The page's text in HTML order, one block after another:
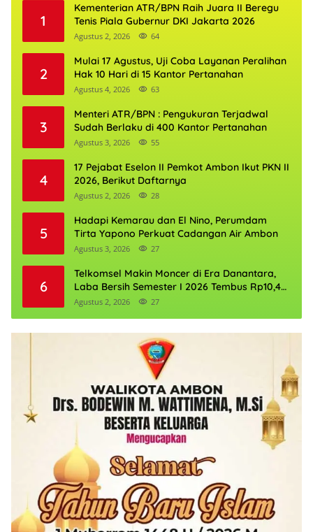
1
Kementerian ATR/BPN Raih Juara II Beregu
Tenis Piala Gubernur DKI Jakarta 2026
Agustus 2, 2026 64
2
Mulai 17 Agustus, Uji Coba Layanan Peralihan
Hak 10 Hari di 15 Kantor Pertanahan
Agustus 4, 2026 63
3
Menteri ATR/BPN : Pengukuran Terjadwal
Sudah Berlaku di 400 Kantor Pertanahan
Agustus 3, 2026 55
4
17 Pejabat Eselon II Pemkot Ambon Ikut PKN II
2026, Berikut Daftarnya
Agustus 2, 2026 28
5
Hadapi Kemarau dan El Nino, Perumdam
Tirta Yapono Perkuat Cadangan Air Ambon
Agustus 3, 2026 27
6
Telkomsel Makin Moncer di Era Danantara,
Laba Bersih Semester I 2026 Tembus Rp10,4
Triliun
Agustus 2, 2026 27